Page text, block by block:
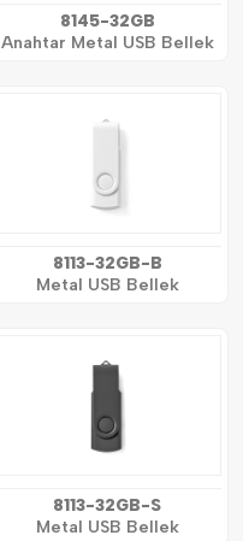
8145-32GB
Anahtar Metal USB Bellek
8113-32GB-B
Metal USB Bellek
8113-32GB-S
Metal USB Bellek